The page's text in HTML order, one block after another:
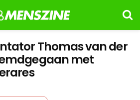
Thomas van der
met